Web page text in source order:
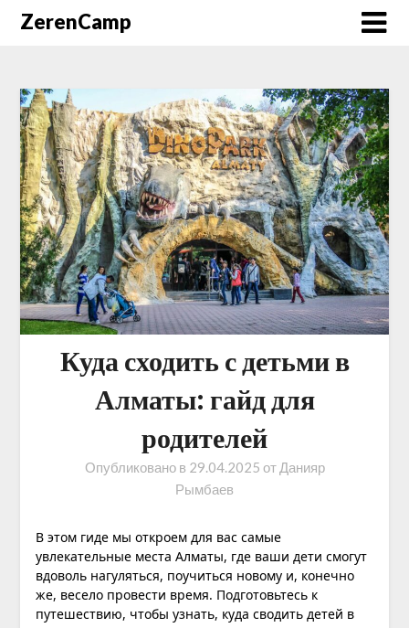
ZerenCamp
Куда сходить с детьми в
Алматы: гайд для
родителей
Опубликовано в 29.04.2025 от Данияр
Рымбаев
В этом гиде мы откроем для вас самые
увлекательные места Алматы, где ваши дети смогут
вдоволь нагуляться, поучиться новому и, конечно
же, весело провести время. Подготовьтесь к
путешествию, чтобы узнать, куда сводить детей в